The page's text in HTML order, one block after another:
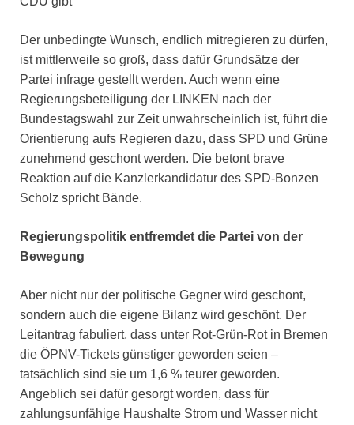
Der unbedingte Wunsch, endlich mitregieren zu dürfen,
ist mittlerweile so groß, dass dafür Grundsätze der
Partei infrage gestellt werden. Auch wenn eine
Regierungsbeteiligung der LINKEN nach der
Bundestagswahl zur Zeit unwahrscheinlich ist, führt die
Orientierung aufs Regieren dazu, dass SPD und Grüne
zunehmend geschont werden. Die betont brave
Reaktion auf die Kanzlerkandidatur des SPD-Bonzen
Scholz spricht Bände.
Regierungspolitik entfremdet die Partei von der
Bewegung
Aber nicht nur der politische Gegner wird geschont,
sondern auch die eigene Bilanz wird geschönt. Der
Leitantrag fabuliert, dass unter Rot-Grün-Rot in Bremen
die ÖPNV-Tickets günstiger geworden seien –
tatsächlich sind sie um 1,6 % teurer geworden.
Angeblich sei dafür gesorgt worden, dass für
zahlungsunfähige Haushalte Strom und Wasser nicht